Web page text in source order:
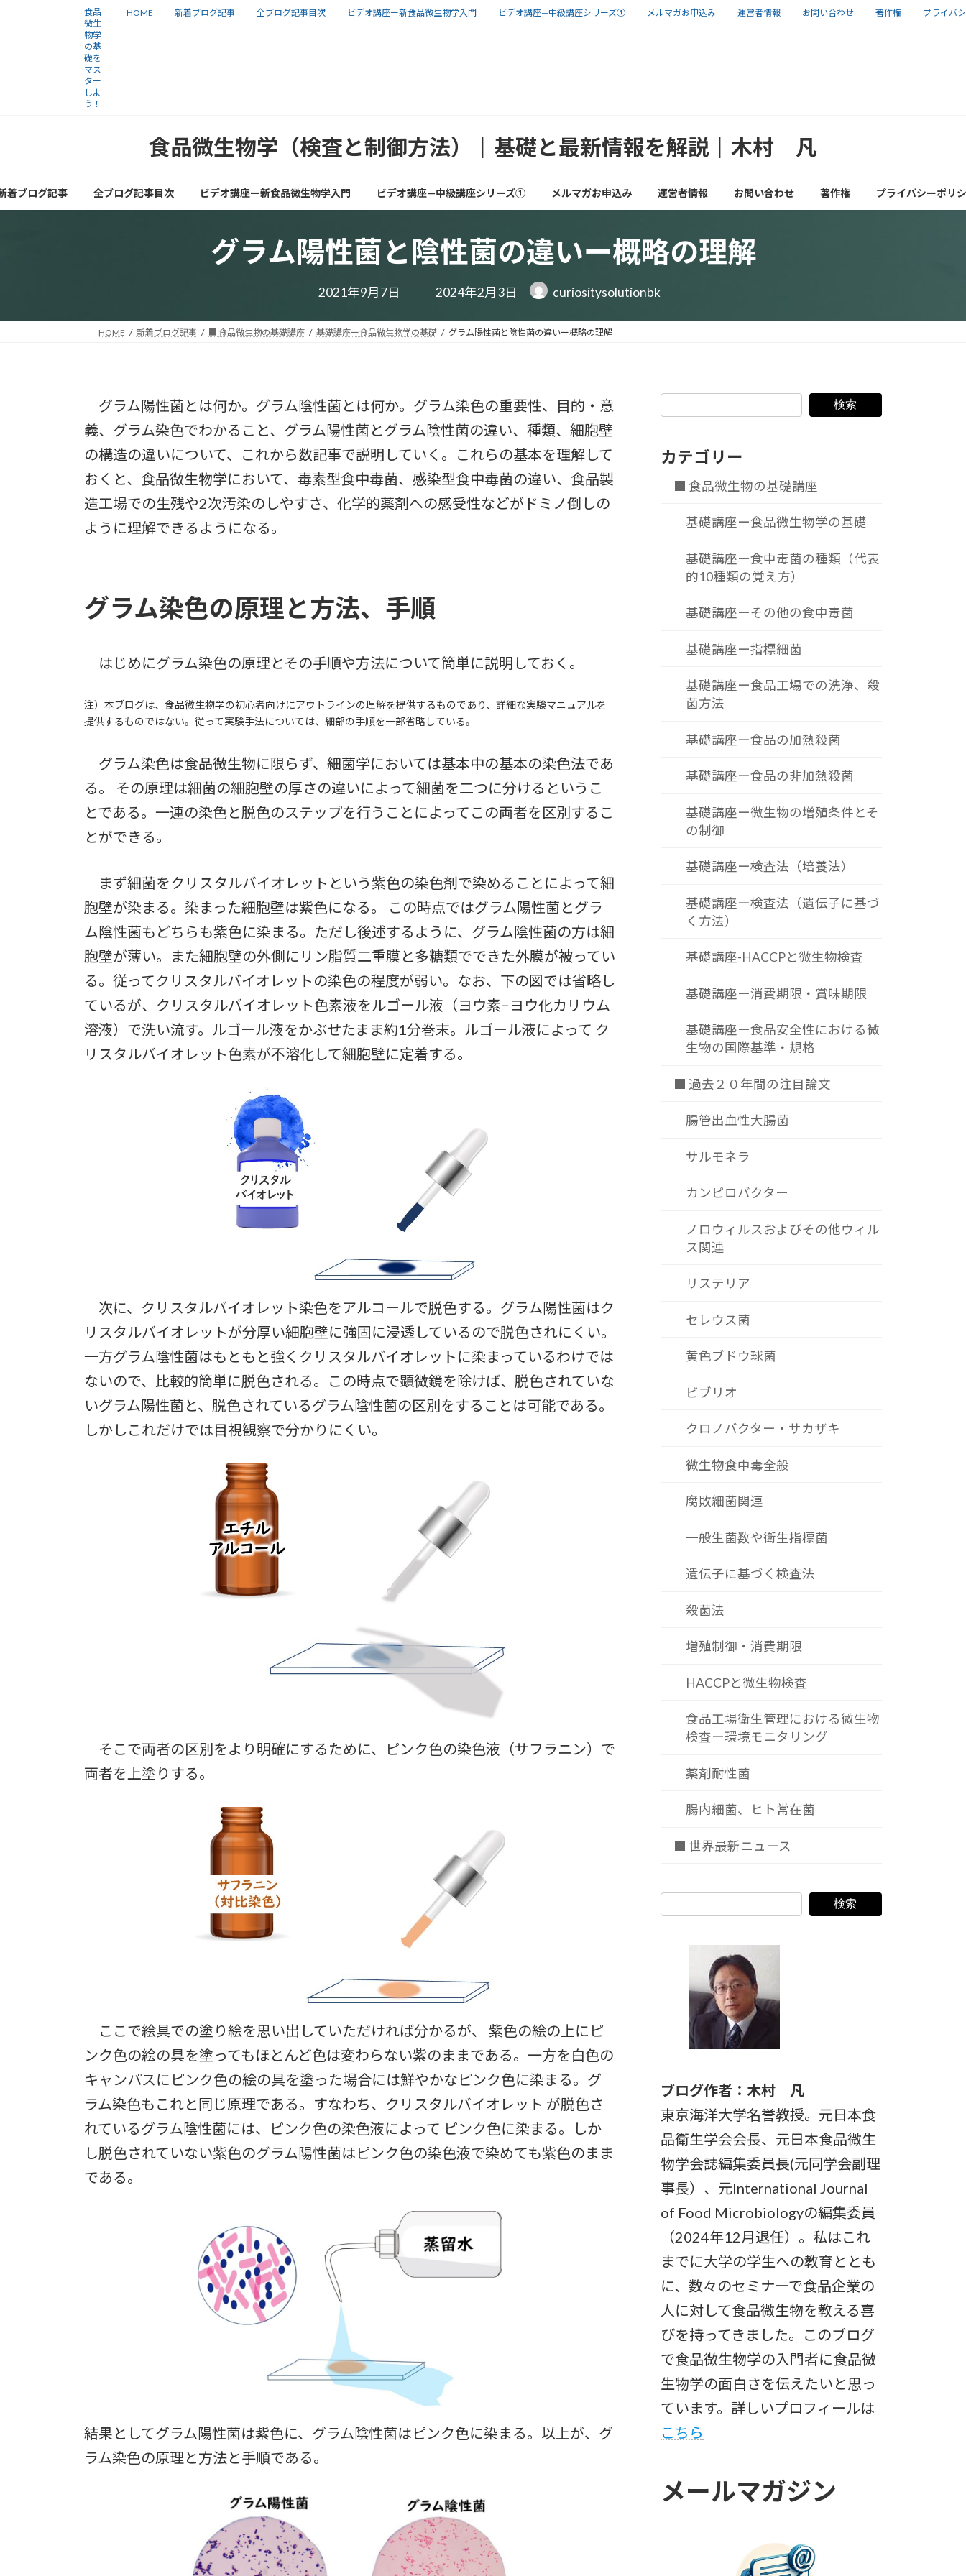
プ
動
食品
微生
物学
の基
礎を
マス
ター
しよ
う！
HOME 新着ブログ記事 全ブログ記事目次 ビデオ講座ー新食品微生物学入門 ビデオ講座—中級講座シリーズ① メルマガお申込み 運営者情報 お問い合わせ 著作権 プライバ
食品微生物学（検査と制御方法）｜基礎と最新情報を解説｜木村 凡
着ブログ記事 全ブログ記事目次 ビデオ講座ー新食品微生物学入門 ビデオ講座—中級講座シリーズ① メルマガお申込み 運営者情報 お問い合わせ 著作権 プライバシーポリ
グラム陽性菌と陰性菌の違いー概略の理解
2021年9月7日
最
終
新
日
2024年2月3日 curiositysolutionbk
HOME 新着ブログ記事 ■ 食品微生物の基礎講座 基礎講座ー食品微生物学の基礎 グラム陽性菌と陰性菌の違いー概略の理解
グラム陽性菌とは何か。グラム陰性菌とは何か。グラム染色の重要性、目的・意
義、グラム染色でわかること、グラム陽性菌とグラム陰性菌の違い、種類、細胞壁
の構造の違いについて、これから数記事で説明していく。これらの基本を理解して
おくと、食品微生物学において、毒素型食中毒菌、感染型食中毒菌の違い、食品製
造工場での生残や2次汚染のしやすさ、化学的薬剤への感受性などがドミノ倒しの
ように理解できるようになる。
グラム染色の原理と方法、手順
はじめにグラム染色の原理とその手順や方法について簡単に説明しておく。
注）本ブログは、食品微生物学の初心者向けにアウトラインの理解を提供するものであり、詳細な実験マニュアルを
提供するものではない。従って実験手法については、細部の手順を一部省略している。
グラム染色は食品微生物に限らず、細菌学においては基本中の基本の染色法であ
る。 その原理は細菌の細胞壁の厚さの違いによって細菌を二つに分けるというこ
とである。一連の染色と脱色のステップを行うことによってこの両者を区別するこ
とができる。
まず細菌をクリスタルバイオレットという紫色の染色剤で染めることによって細
胞壁が染まる。染まった細胞壁は紫色になる。 この時点ではグラム陽性菌とグラ
ム陰性菌もどちらも紫色に染まる。ただし後述するように、グラム陰性菌の方は細
胞壁が薄い。また細胞壁の外側にリン脂質二重膜と多糖類でできた外膜が被ってい
る。従ってクリスタルバイオレットの染色の程度が弱い。なお、下の図では省略し
ているが、クリスタルバイオレット色素液をルゴール液（ヨウ素−ヨウ化カリウム
溶液）で洗い流す。ルゴール液をかぶせたまま約1分巻末。ルゴール液によって ク
リスタルバイオレット色素が不溶化して細胞壁に定着する。
次に、クリスタルバイオレット染色をアルコールで脱色する。グラム陽性菌はク
リスタルバイオレットが分厚い細胞壁に強固に浸透しているので脱色されにくい。
一方グラム陰性菌はもともと強くクリスタルバイオレットに染まっているわけでは
ないので、比較的簡単に脱色される。この時点で顕微鏡を除けば、脱色されていな
いグラム陽性菌と、脱色されているグラム陰性菌の区別をすることは可能である。
しかしこれだけでは目視観察で分かりにくい。
そこで両者の区別をより明確にするために、ピンク色の染色液（サフラニン）で
両者を上塗りする。
ここで絵具での塗り絵を思い出していただければ分かるが、 紫色の絵の上にピ
ンク色の絵の具を塗ってもほとんど色は変わらない紫のままである。一方を白色の
キャンパスにピンク色の絵の具を塗った場合には鮮やかなピンク色に染まる。グ
ラム染色もこれと同じ原理である。すなわち、クリスタルバイオレット が脱色さ
れているグラム陰性菌には、ピンク色の染色液によって ピンク色に染まる。しか
し脱色されていない紫色のグラム陽性菌はピンク色の染色液で染めても紫色のまま
である。
結果としてグラム陽性菌は紫色に、グラム陰性菌はピンク色に染まる。以上が、グ
ラム染色の原理と方法と手順である。
検索
カテゴリー
■ 食品微生物の基礎講座
基礎講座ー食品微生物学の基礎
基礎講座ー食中毒菌の種類（代表
的10種類の覚え方）
基礎講座ーその他の食中毒菌
基礎講座ー指標細菌
基礎講座ー食品工場での洗浄、殺
菌方法
基礎講座ー食品の加熱殺菌
基礎講座ー食品の非加熱殺菌
基礎講座ー微生物の増殖条件とそ
の制御
基礎講座ー検査法（培養法）
基礎講座ー検査法（遺伝子に基づ
く方法）
基礎講座-HACCPと微生物検査
基礎講座ー消費期限・賞味期限
基礎講座ー食品安全性における微
生物の国際基準・規格
■ 過去２０年間の注目論文
腸管出血性大腸菌
サルモネラ
カンピロバクター
ノロウィルスおよびその他ウィル
ス関連
リステリア
セレウス菌
黄色ブドウ球菌
ビブリオ
クロノバクター・サカザキ
微生物食中毒全般
腐敗細菌関連
一般生菌数や衛生指標菌
遺伝子に基づく検査法
殺菌法
増殖制御・消費期限
HACCPと微生物検査
食品工場衛生管理における微生物
検査ー環境モニタリング
薬剤耐性菌
腸内細菌、ヒト常在菌
■ 世界最新ニュース
検索
ブログ作者：木村 凡
東京海洋大学名誉教授。元日本食
品衛生学会会長、元日本食品微生
物学会誌編集委員長(元同学会副理
事長）、元International Journal
of Food Microbiologyの編集委員
（2024年12月退任）。私はこれ
までに大学の学生への教育ととも
に、数々のセミナーで食品企業の
人に対して食品微生物を教える喜
びを持ってきました。このブログ
で食品微生物学の入門者に食品微
生物学の面白さを伝えたいと思っ
ています。詳しいプロフィールは
こちら
メールマガジン